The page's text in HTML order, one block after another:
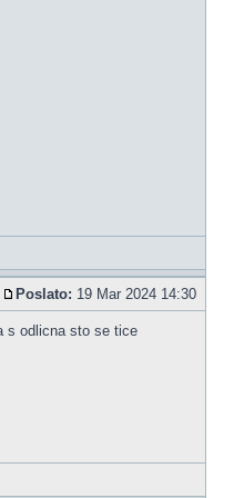
Poslato: 19 Mar 2024 14:30
s odlicna sto se tice